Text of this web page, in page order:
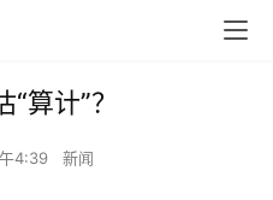
算计”？
4:39 新闻